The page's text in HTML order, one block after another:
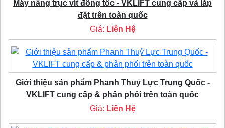
Máy nâng trục vít đồng tốc - VKLIFT cung cấp và lắp
đặt trên toàn quốc
Giá: Liên Hệ
Giới thiệu sản phẩm Phanh Thuỷ Lực Trung Quốc -
VKLIFT cung cấp & phân phối trên toàn quốc
Giá: Liên Hệ